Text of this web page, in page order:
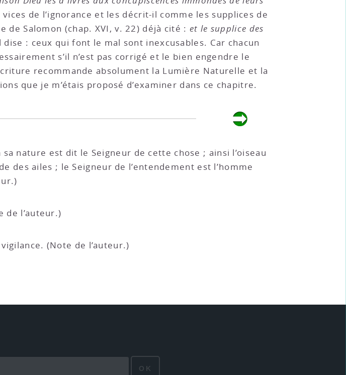
de l’ignorance et les décrit-il comme les supplices de
de Salomon (chap. XVI, v. 22) déjà cité : et le supplice des
dise : ceux qui font le mal sont inexcusables. Car chacun
s’il n’est pas corrigé et le bien engendre le
recommande absolument la Lumière Naturelle et la
que je m’étais proposé d’examiner dans ce chapitre.
nature est dit le Seigneur de cette chose ; ainsi l’oiseau
des ailes ; le Seigneur de l’entendement est l’homme
de l’auteur.)
(Note de l’auteur.)
OK